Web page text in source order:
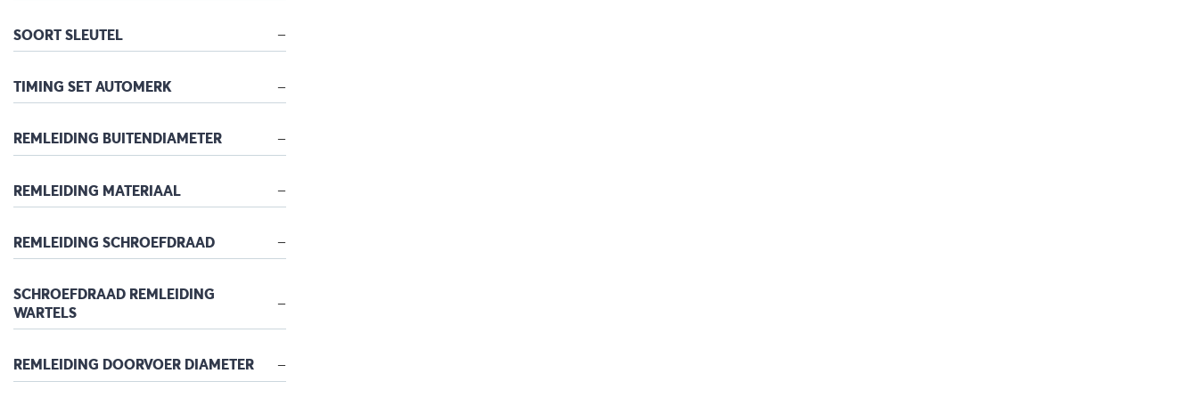
SOORT SLEUTEL
TIMING SET AUTOMERK
REMLEIDING BUITENDIAMETER
REMLEIDING MATERIAAL
REMLEIDING SCHROEFDRAAD
SCHROEFDRAAD REMLEIDING
WARTELS
REMLEIDING DOORVOER DIAMETER